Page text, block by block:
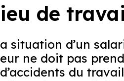
de
situation d’un
ne doit pas
du